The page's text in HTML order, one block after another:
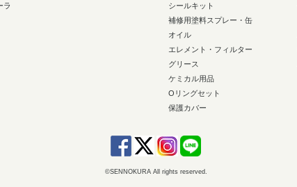
ラ
シールキット
補修用塗料スプレー・缶
オイル
エレメント・フィルター
グリース
ケミカル用品
Oリングセット
保護カバー
©SENNOKURA All rights reserved.